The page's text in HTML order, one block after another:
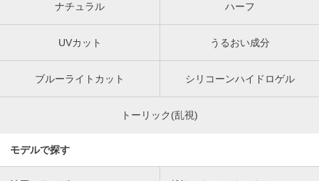
ナチュラル ハーフ
UVカット うるおい成分
ブルーライトカット シリコーンハイドロゲル
トーリック(乱視)
モデルで探す